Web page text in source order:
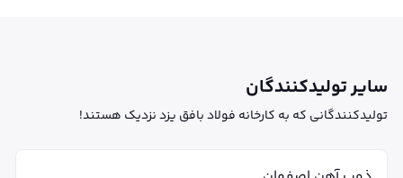
سایر تولیدکنندگان
تولیدکنندگانی که به کارخانه فولاد بافق یزد نزدیک هستند!